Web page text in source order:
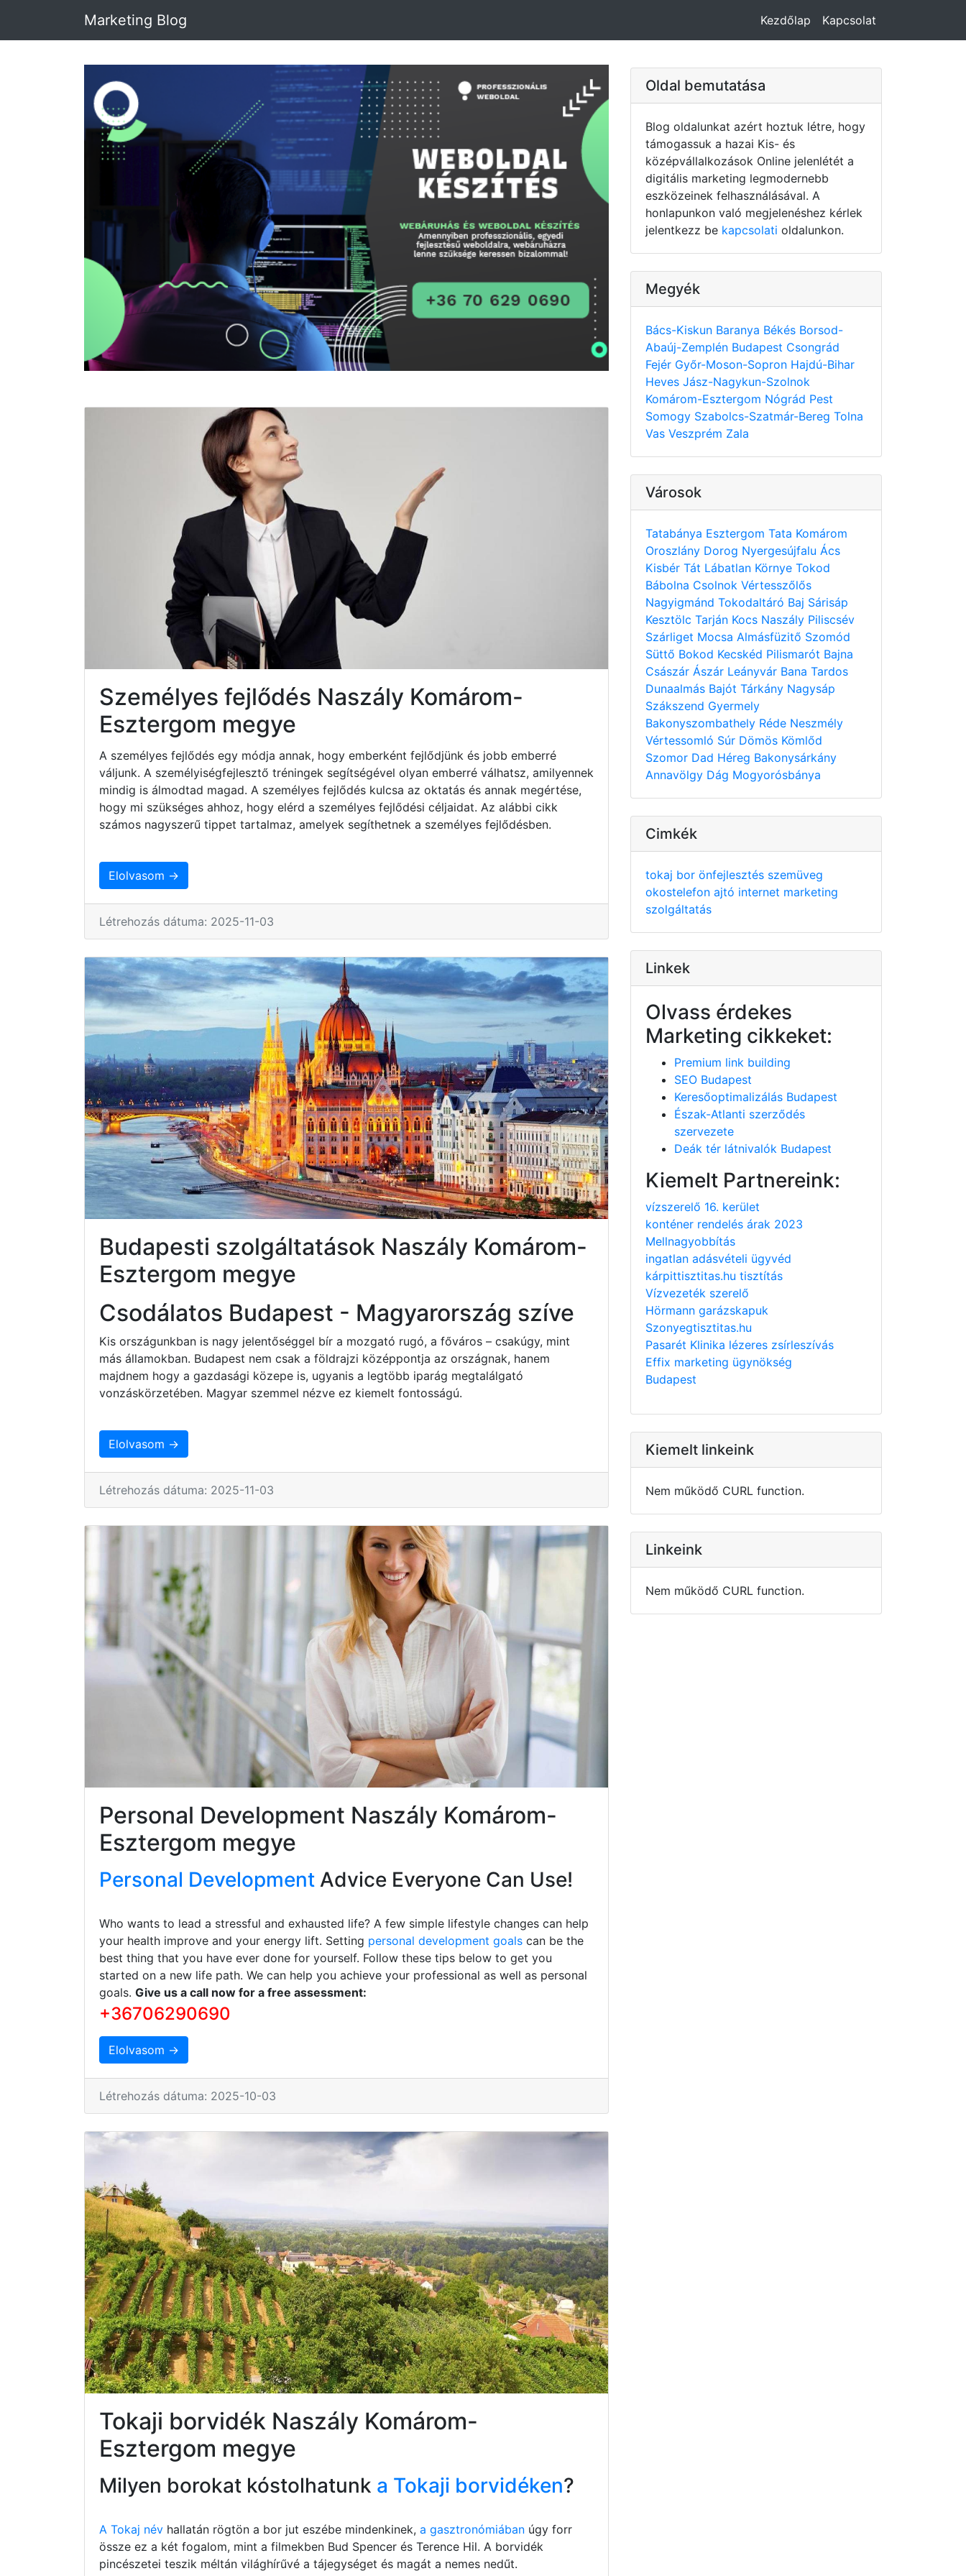
Marketing Blog Kezdőlap Kapcsolat
Személyes fejlődés Naszály Komárom-
Esztergom megye
A személyes fejlődés egy módja annak, hogy emberként fejlődjünk és jobb emberré
váljunk. A személyiségfejlesztő tréningek segítségével olyan emberré válhatsz, amilyennek
mindig is álmodtad magad. A személyes fejlődés kulcsa az oktatás és annak megértése,
hogy mi szükséges ahhoz, hogy elérd a személyes fejlődési céljaidat. Az alábbi cikk
számos nagyszerű tippet tartalmaz, amelyek segíthetnek a személyes fejlődésben.
Elolvasom →
Létrehozás dátuma: 2025-11-03
Budapesti szolgáltatások Naszály Komárom-
Esztergom megye
Csodálatos Budapest - Magyarország szíve
Kis országunkban is nagy jelentőséggel bír a mozgató rugó, a főváros – csakúgy, mint
más államokban. Budapest nem csak a földrajzi középpontja az országnak, hanem
majdnem hogy a gazdasági közepe is, ugyanis a legtöbb iparág megtalálgató
vonzáskörzetében. Magyar szemmel nézve ez kiemelt fontosságú.
Elolvasom →
Létrehozás dátuma: 2025-11-03
Personal Development Naszály Komárom-
Esztergom megye
Personal Development Advice Everyone Can Use!
Who wants to lead a stressful and exhausted life? A few simple lifestyle changes can help
your health improve and your energy lift. Setting personal development goals can be the
best thing that you have ever done for yourself. Follow these tips below to get you
started on a new life path. We can help you achieve your professional as well as personal
goals. Give us a call now for a free assessment:
+36706290690
Elolvasom →
Létrehozás dátuma: 2025-10-03
Tokaji borvidék Naszály Komárom-
Esztergom megye
Milyen borokat kóstolhatunk a Tokaji borvidéken?
A Tokaj név hallatán rögtön a bor jut eszébe mindenkinek, a gasztronómiában úgy forr
össze ez a két fogalom, mint a filmekben Bud Spencer és Terence Hil. A borvidék
pincészetei teszik méltán világhírűvé a tájegységet és magát a nemes nedűt.
Oldal bemutatása
Blog oldalunkat azért hoztuk létre, hogy
támogassuk a hazai Kis- és
középvállalkozások Online jelenlétét a
digitális marketing legmodernebb
eszközeinek felhasználásával. A
honlapunkon való megjelenéshez kérlek
jelentkezz be kapcsolati oldalunkon.
Megyék
Bács-Kiskun Baranya Békés Borsod-
Abaúj-Zemplén Budapest Csongrád
Fejér Győr-Moson-Sopron Hajdú-Bihar
Heves Jász-Nagykun-Szolnok
Komárom-Esztergom Nógrád Pest
Somogy Szabolcs-Szatmár-Bereg Tolna
Vas Veszprém Zala
Városok
Tatabánya Esztergom Tata Komárom
Oroszlány Dorog Nyergesújfalu Ács
Kisbér Tát Lábatlan Környe Tokod
Bábolna Csolnok Vértesszőlős
Nagyigmánd Tokodaltáró Baj Sárisáp
Kesztölc Tarján Kocs Naszály Piliscsév
Szárliget Mocsa Almásfüzitő Szomód
Süttő Bokod Kecskéd Pilismarót Bajna
Császár Ászár Leányvár Bana Tardos
Dunaalmás Bajót Tárkány Nagysáp
Szákszend Gyermely
Bakonyszombathely Réde Neszmély
Vértessomló Súr Dömös Kömlőd
Szomor Dad Héreg Bakonysárkány
Annavölgy Dág Mogyorósbánya
Cimkék
tokaj bor önfejlesztés szemüveg
okostelefon ajtó internet marketing
szolgáltatás
Linkek
Olvass érdekes
Marketing cikkeket:
Premium link building
SEO Budapest
Keresőoptimalizálás Budapest
Észak-Atlanti szerződés
szervezete
Deák tér látnivalók Budapest
Kiemelt Partnereink:
vízszerelő 16. kerület
konténer rendelés árak 2023
Mellnagyobbítás
ingatlan adásvételi ügyvéd
kárpittisztitas.hu tisztítás
Vízvezeték szerelő
Hörmann garázskapuk
Szonyegtisztitas.hu
Pasarét Klinika lézeres zsírleszívás
Effix marketing ügynökség
Budapest
Kiemelt linkeink
Nem működő CURL function.
Linkeink
Nem működő CURL function.